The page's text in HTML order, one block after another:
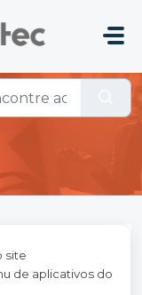
site
de aplicativos do